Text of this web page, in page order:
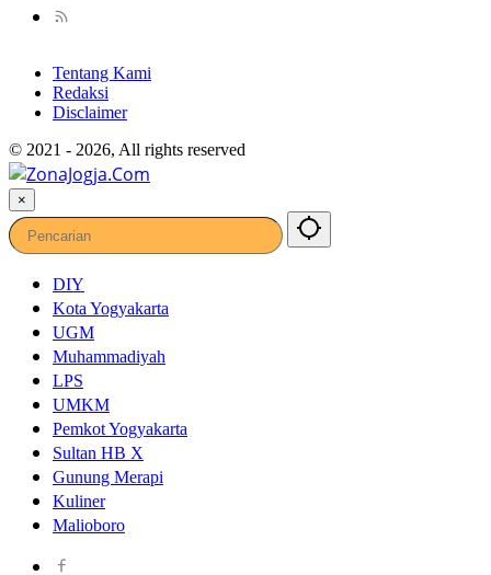
Tentang Kami
Redaksi
Disclaimer
© 2021 - 2026, All rights reserved
×
DIY
Kota Yogyakarta
UGM
Muhammadiyah
LPS
UMKM
Pemkot Yogyakarta
Sultan HB X
Gunung Merapi
Kuliner
Malioboro